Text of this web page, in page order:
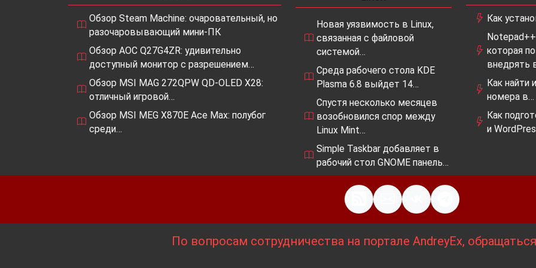
медицинские устройства.
Будущее UltraRAM:
UltraRAM находится на ранней стадии разработки, но уже сейчас она демонстрирует
огромный потенциал. Эта технология может изменить архитектуру компьютеров и сделать
более быстрыми, энергоэффективными и надежными.
UltraRAM– это революционная технология памяти, которая может изменить наше
представление о компьютерах. Она обладает множеством преимуществ по сравнению с
традиционными ОЗУ и ПЗУ, и ее будущее выглядит очень перспективно.
Обзор Steam Machine: очаровательный, но
разочаровывающий мини-ПК
Обзор AOC Q27G4ZR: удивительно
доступный монитор с разрешением…
Обзор MSI MAG 272QPW QD-OLED X28:
отличный игровой…
Обзор MSI MEG X870E Ace Max: полубог
среди…
Новая уязвимость в Linux,
связанная с файловой
системой…
Среда рабочего стола KDE
Plasma 6.8 выйдет 14…
Спустя несколько месяцев
возобновился спор между
Linux Mint…
Simple Taskbar добавляет в
рабочий стол GNOME панель…
Как
которая
внедрять
Как
номера в…
Как
и
По вопросам сотрудничества на портале AndreyEx,